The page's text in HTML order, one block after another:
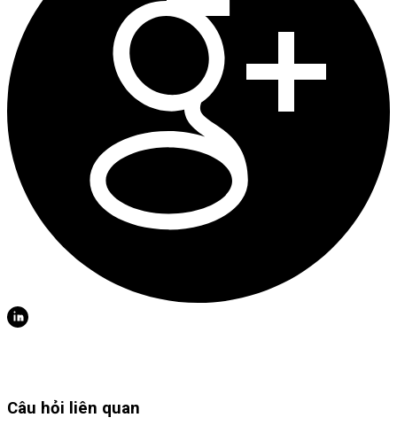
Câu hỏi liên quan